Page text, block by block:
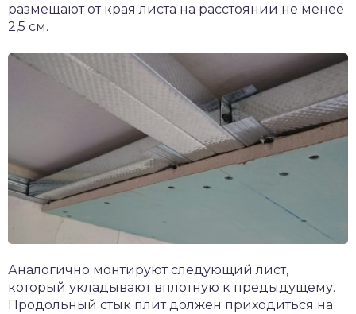
размещают от края листа на расстоянии не менее
2,5 см.
Аналогично монтируют следующий лист,
который укладывают вплотную к предыдущему.
Продольный стык плит должен приходиться на